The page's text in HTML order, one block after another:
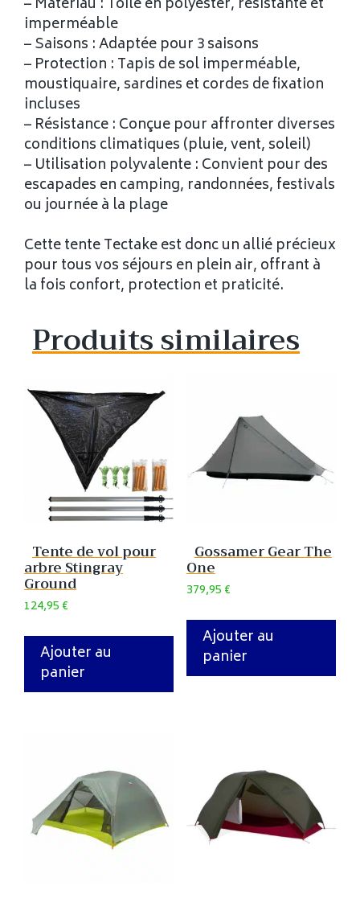
imperméable
– Saisons : Adaptée pour 3 saisons
– Protection : Tapis de sol imperméable,
moustiquaire, sardines et cordes de fixation
incluses
– Résistance : Conçue pour affronter diverses
conditions climatiques (pluie, vent, soleil)
– Utilisation polyvalente : Convient pour des
escapades en camping, randonnées, festivals
ou journée à la plage
Cette tente Tectake est donc un allié précieux
pour tous vos séjours en plein air, offrant à
la fois confort, protection et praticité.
Produits similaires
Tente de vol pour
arbre Stingray
Ground
124,95€
Ajouter au
panier
Gossamer Gear The
One
379,95€
Ajouter au
panier